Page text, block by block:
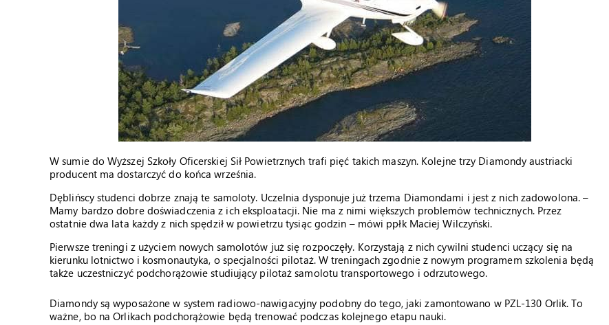
W sumie do Wyższej Szkoły Oficerskiej Sił Powietrznych trafi pięć takich maszyn. Kolejne trzy Diamondy austriacki
producent ma dostarczyć do końca września.
Dęblińscy studenci dobrze znają te samoloty. Uczelnia dysponuje już trzema Diamondami i jest z nich zadowolona. –
Mamy bardzo dobre doświadczenia z ich eksploatacji. Nie ma z nimi większych problemów technicznych. Przez
ostatnie dwa lata każdy z nich spędził w powietrzu tysiąc godzin – mówi ppłk Maciej Wilczyński.
Pierwsze treningi z użyciem nowych samolotów już się rozpoczęły. Korzystają z nich cywilni studenci uczący się na
kierunku lotnictwo i kosmonautyka, o specjalności pilotaż. W treningach zgodnie z nowym programem szkolenia będą
także uczestniczyć podchorążowie studiujący pilotaż samolotu transportowego i odrzutowego.
Diamondy są wyposażone w system radiowo-nawigacyjny podobny do tego, jaki zamontowano w PZL-130 Orlik. To
ważne, bo na Orlikach podchorążowie będą trenować podczas kolejnego etapu nauki.